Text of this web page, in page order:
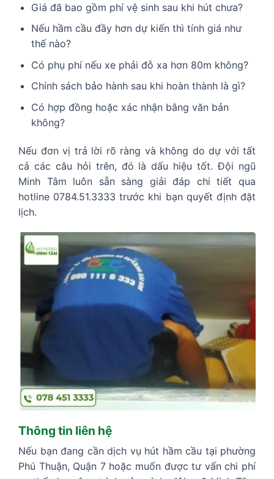
Giá đã bao gồm phí vệ sinh sau khi hút chưa?
Nếu hầm cầu đầy hơn dự kiến thì tính giá như
thế nào?
Có phụ phí nếu xe phải đỗ xa hơn 80m không?
Chính sách bảo hành sau khi hoàn thành là gì?
Có hợp đồng hoặc xác nhận bằng văn bản
không?
Nếu đơn vị trả lời rõ ràng và không do dự với tất
cả các câu hỏi trên, đó là dấu hiệu tốt. Đội ngũ
Minh Tâm luôn sẵn sàng giải đáp chi tiết qua
hotline 0784.51.3333 trước khi bạn quyết định đặt
lịch.
Thông tin liên hệ
Nếu bạn đang cần dịch vụ hút hầm cầu tại phường
Phú Thuận, Quận 7 hoặc muốn được tư vấn chi phí